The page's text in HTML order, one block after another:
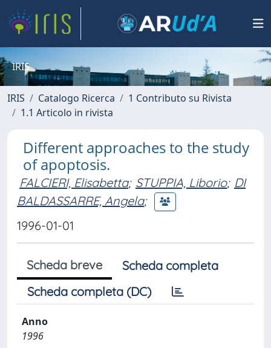
IRIS
IRIS Catalogo Ricerca
1 Contributo su Rivista
1.1 Articolo in rivista
Different approaches to the study
of apoptosis.
FALCIERI, Elisabetta; STUPPIA, Liborio; DI
BALDASSARRE, Angela;
1996-01-01
Scheda breve
Scheda completa
Scheda completa (DC)
Anno
1996